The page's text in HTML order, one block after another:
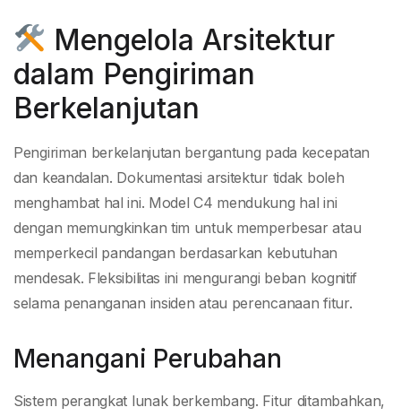
Mengelola Arsitektur
dalam Pengiriman
Berkelanjutan
Pengiriman berkelanjutan bergantung pada kecepatan
dan keandalan. Dokumentasi arsitektur tidak boleh
menghambat hal ini. Model C4 mendukung hal ini
dengan memungkinkan tim untuk memperbesar atau
memperkecil pandangan berdasarkan kebutuhan
mendesak. Fleksibilitas ini mengurangi beban kognitif
selama penanganan insiden atau perencanaan fitur.
Menangani Perubahan
Sistem perangkat lunak berkembang. Fitur ditambahkan,